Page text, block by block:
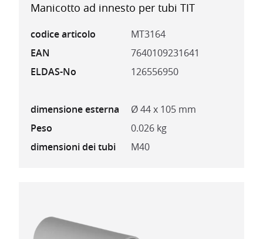
Manicotto ad innesto per tubi TIT
codice articolo
MT3164
EAN
7640109231641
ELDAS-No
126556950
dimensione esterna
Ø 44 x 105 mm
Peso
0.026 kg
dimensioni dei tubi
M40